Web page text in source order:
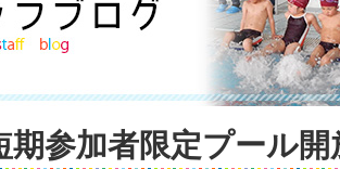
期参加者限定プール